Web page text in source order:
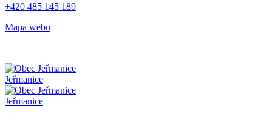
+420 485 145 189
Mapa webu
Jeřmanice
Jeřmanice